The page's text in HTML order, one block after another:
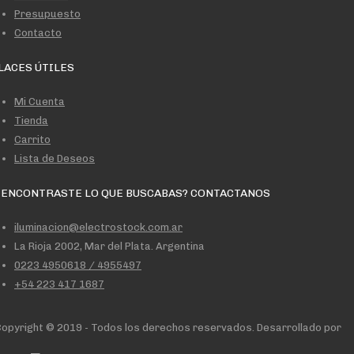
Presupuesto
Contacto
ÚTILES
Mi Cuenta
Tienda
Carrito
Lista de Deseos
LO QUE BUSCABAS? CONTACTANOS
iluminacion@electrostock.com.ar
La Rioja 2002, Mar del Plata. Argentina
0223 4950618 / 4955497
+54 223 417 1687
© 2019 - Todos los derechos reservados. Desarrollado por